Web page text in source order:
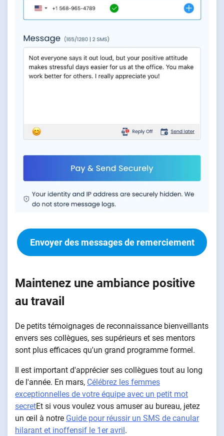
Envoyer des messages de remerciement
Maintenez une ambiance positive
au travail
De petits témoignages de reconnaissance bienveillants
envers ses collègues, ses supérieurs et ses mentors
sont plus efficaces qu'un grand programme formel.
Il est important d'apprécier ses collègues tout au long
de l'année. En mars, Célébrez les femmes
exceptionnelles de votre équipe avec un petit mot
secretEt si vous voulez vous amuser au bureau, jetez
un œil à notre Guide pour réussir un SMS de canular
hilarant et inoffensif le 1er avril.